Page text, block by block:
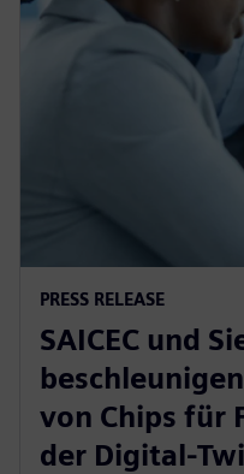
PRESS RELEASE
SAICEC und
von Chips für
der Digital-